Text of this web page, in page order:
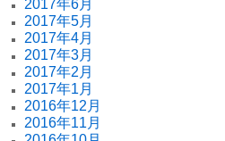
2017年6月
2017年5月
2017年4月
2017年3月
2017年2月
2017年1月
2016年12月
2016年11月